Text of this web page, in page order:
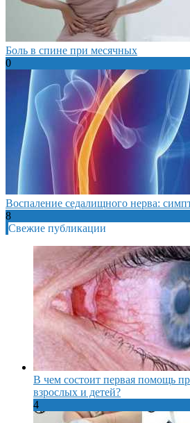
Боль в спине при месячных
0
Воспаление седалищного нерва:
8
Свежие публикации
В чем состоит первая помощь
взрослых и детей?
4